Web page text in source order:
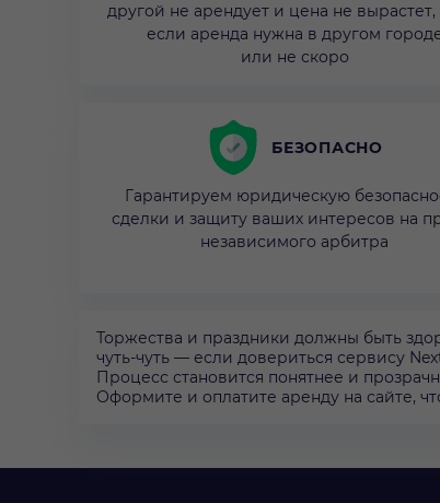
другой не арендует и цена не
если аренда нужна в другом
или не скоро
БЕЗОПАСНО
Гарантируем юридическую
сделки и защиту ваших интересов на
независимого арбитра
Торжества и праздники должны быть
чуть-чуть — если довериться сервису
Процесс становится понятнее и
Оформите и оплатите аренду на сайте,